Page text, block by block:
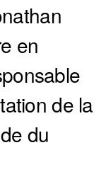
en
de la
du